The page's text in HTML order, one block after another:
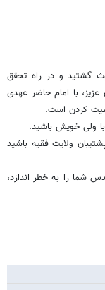
گشتید و در راه تحقق
عزیز، با امام حاضر عهدی
کردن است.
ولی خویش باشید.
ولایت فقیه باشید
شما را به خطر اندازد،